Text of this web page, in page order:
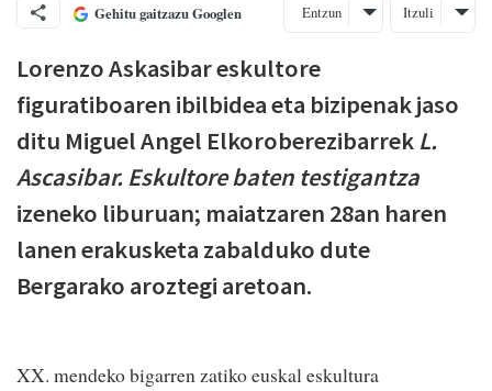
Gehitu gaitzazu Googlen Entzun Itzuli
Lorenzo Askasibar eskultore
figuratiboaren ibilbidea eta bizipenak jaso
ditu Miguel Angel Elkoroberezibarrek L.
Ascasibar. Eskultore baten testigantza
izeneko liburuan; maiatzaren 28an haren
lanen erakusketa zabalduko dute
Bergarako aroztegi aretoan.
XX. mendeko bigarren zatiko euskal eskultura